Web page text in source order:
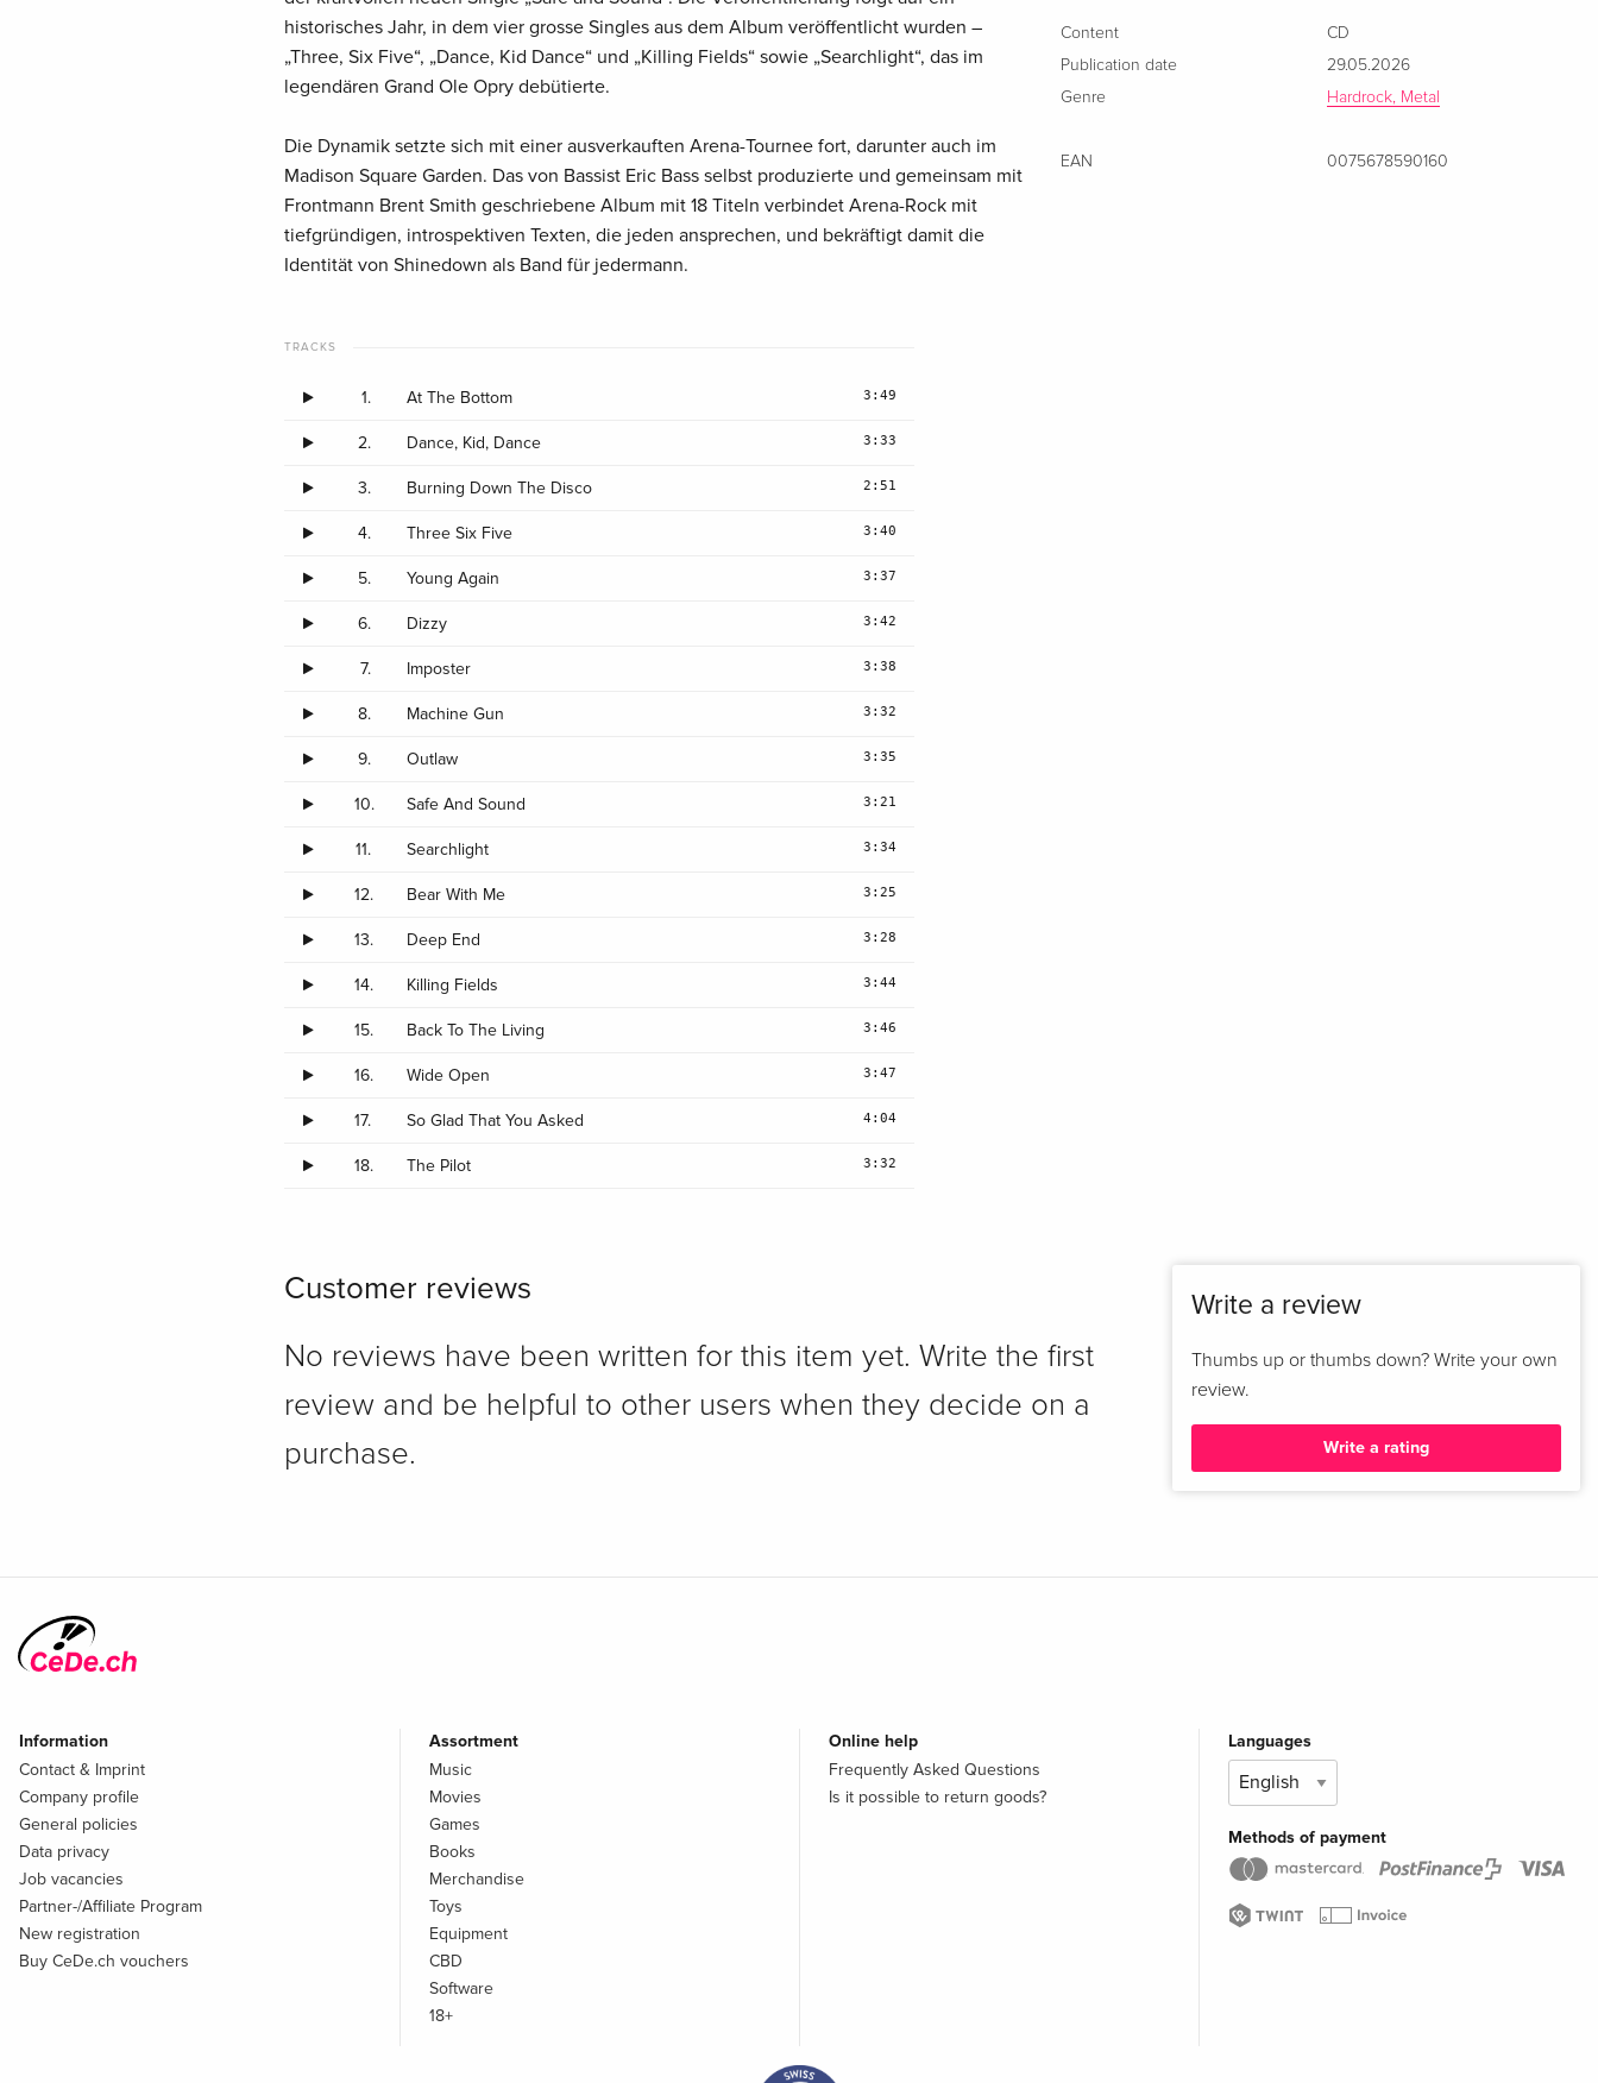
historisches Jahr, in dem vier grosse Singles aus dem Album veröffentlicht wurden –
„Three, Six Five“, „Dance, Kid Dance“ und „Killing Fields“ sowie „Searchlight“, das im
legendären Grand Ole Opry debütierte.
Die Dynamik setzte sich mit einer ausverkauften Arena-Tournee fort, darunter auch im
Madison Square Garden. Das von Bassist Eric Bass selbst produzierte und gemeinsam mit
Frontmann Brent Smith geschriebene Album mit 18 Titeln verbindet Arena-Rock mit
tiefgründigen, introspektiven Texten, die jeden ansprechen, und bekräftigt damit die
Identität von Shinedown als Band für jedermann.
Content
CD
Publication date
29.05.2026
Genre
Hardrock, Metal
EAN 0075678590160
TRACKS
1. At The Bottom 3:49
2. Dance, Kid, Dance 3:33
3. Burning Down The Disco 2:51
4. Three Six Five 3:40
5. Young Again 3:37
6. Dizzy 3:42
7. Imposter 3:38
8. Machine Gun 3:32
9. Outlaw 3:35
10. Safe And Sound 3:21
11. Searchlight 3:34
12. Bear With Me 3:25
13. Deep End 3:28
14. Killing Fields 3:44
15. Back To The Living 3:46
16. Wide Open 3:47
17. So Glad That You Asked 4:04
18. The Pilot 3:32
Customer reviews
No reviews have been written for this item yet. Write the first
review and be helpful to other users when they decide on a
purchase.
Write a review
Thumbs up or thumbs down? Write your own
review.
Write a rating
Information
Contact & Imprint
Company profile
General policies
Data privacy
Job vacancies
Partner-/Affiliate Program
New registration
Buy CeDe.ch vouchers
Assortment
Music
Movies
Games
Books
Merchandise
Toys
Equipment
CBD
Software
18+
Online help
Frequently Asked Questions
Is it possible to return goods?
Languages
Methods of payment